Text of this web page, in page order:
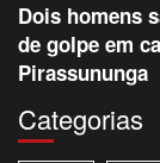
Dois homens
de golpe em
Pirassununga
Categorias